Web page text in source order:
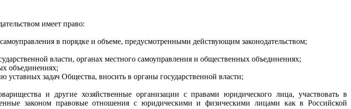
имеет право:
в порядке и объеме, предусмотренными действующим законодательством;
власти, органах местного самоуправления и общественных объединениях;
объединениях;
задач Общества, вносить в органы государственной власти;
и другие хозяйственные организации с правами юридического лица, участвовать в
законом правовые отношения с юридическими и физическими лицами как в Российской